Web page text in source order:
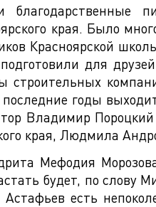
края. Было
Красноярской
для
строительных
годы
Владимир
края, Людмила
Мефодия
будет, по слову
есть